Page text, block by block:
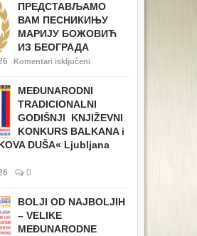
ПРЕДСТАВЉАМО
ВАМ ПЕСНИКИЊУ
МАРИЈУ БОЖОВИЋ
ИЗ БЕОГРАДА
Komentari isključeni
MEĐUNARODNI
TRADICIONALNI
GODIŠNJI KNJIŽEVNI
KONKURS BALKANA i
DUŠA« Ljubljana
0
BOLJI OD NAJBOLJIH
– VELIKE
MEĐUNARODNE